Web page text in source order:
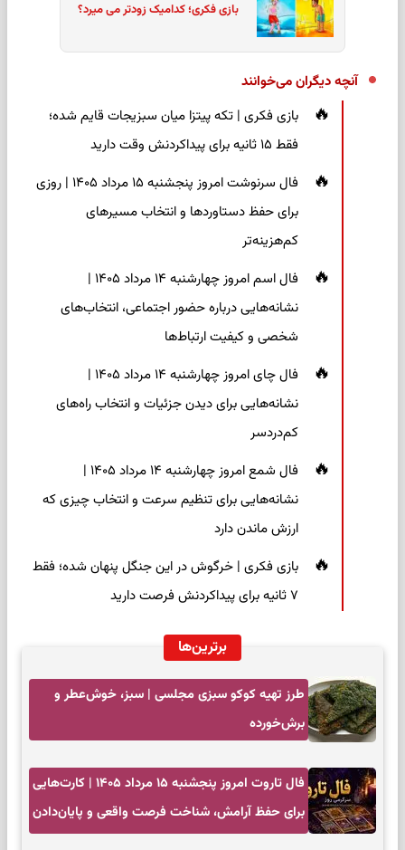
بازی فکری؛ کدامیک زودتر می میرد؟
آنچه دیگران می‌خوانند
بازی فکری | تکه پیتزا میان سبزیجات قایم شده؛
فقط ۱۵ ثانیه برای پیداکردنش وقت دارید
فال سرنوشت امروز پنجشنبه ۱۵ مرداد ۱۴۰۵ | روزی
برای حفظ دستاوردها و انتخاب مسیرهای
کم‌هزینه‌تر
فال اسم امروز چهارشنبه ۱۴ مرداد ۱۴۰۵ |
نشانه‌هایی درباره حضور اجتماعی، انتخاب‌های
شخصی و کیفیت ارتباط‌ها
فال چای امروز چهارشنبه ۱۴ مرداد ۱۴۰۵ |
نشانه‌هایی برای دیدن جزئیات و انتخاب راه‌های
کم‌دردسر
فال شمع امروز چهارشنبه ۱۴ مرداد ۱۴۰۵ |
نشانه‌هایی برای تنظیم سرعت و انتخاب چیزی که
ارزش ماندن دارد
بازی فکری | خرگوش در این جنگل پنهان شده؛ فقط
۷ ثانیه برای پیداکردنش فرصت دارید
برترین‌ها
طرز تهیه کوکو سبزی مجلسی | سبز، خوش‌عطر و
برش‌خورده
فال تاروت امروز پنجشنبه ۱۵ مرداد ۱۴۰۵ | کارت‌هایی
برای حفظ آرامش، شناخت فرصت واقعی و پایان‌دادن